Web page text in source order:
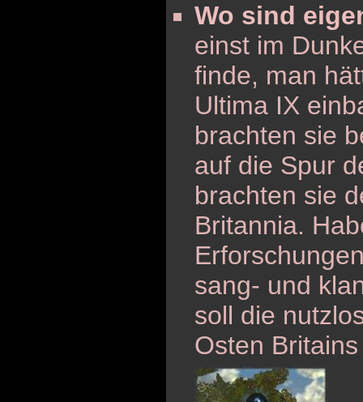
Wo sind
einst im
finde, man
Ultima IX
brachten sie
auf die Spur
brachten sie
Britannia.
sang- und
soll die
Osten